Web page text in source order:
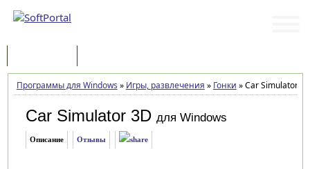
Программы для Windows » Игры, развлечения » Гонки »Car Simulator
Car Simulator 3D для Windows
Описание Отзывы